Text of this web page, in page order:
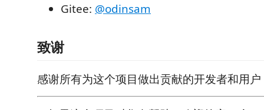
Gitee: @odinsam
致谢
感谢所有为这个项目做出贡献的开发者和用户